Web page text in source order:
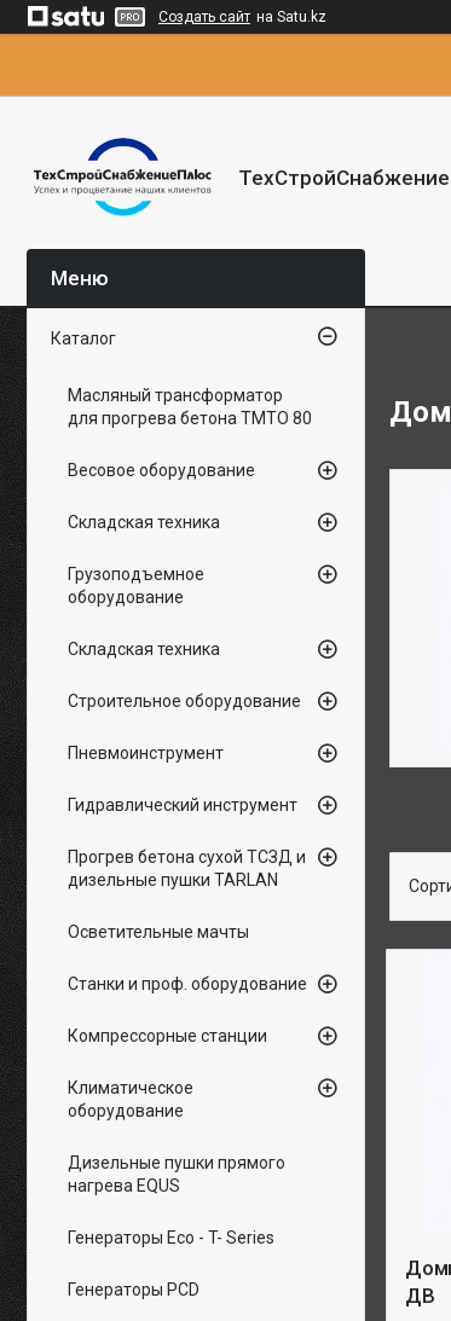
Создать сайт на Satu.kz
ДВ
Каталог
Масляный трансформатор
для прогрева бетона ТМТО 80
Весовое оборудование
Складская техника
Грузоподъемное
оборудование
Складская техника
Строительное оборудование
Пневмоинструмент
Гидравлический инструмент
Прогрев бетона сухой ТСЗД и
дизельные пушки TARLAN
Осветительные мачты
Станки и проф. оборудование
Компрессорные станции
Климатическое
оборудование
Дизельные пушки прямого
нагрева EQUS
Генераторы Eco - T- Series
Генераторы PCD